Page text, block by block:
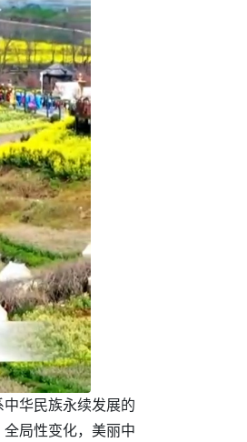
华民族永续发展的
局性变化，美丽中